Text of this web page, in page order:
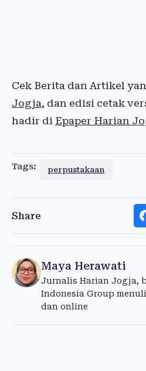
Cek Berita dan Artikel
Jogja, dan edisi cetak
hadir di Epaper Harian
Tags: perpustakaan
Share
Maya Herawati
Jurnalis Harian Jogja,
Indonesia Group
dan online